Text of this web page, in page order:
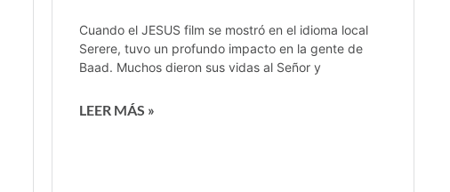
Cuando el JESUS film se mostró en el idioma local
Serere, tuvo un profundo impacto en la gente de
Baad. Muchos dieron sus vidas al Señor y
LEER MÁS »